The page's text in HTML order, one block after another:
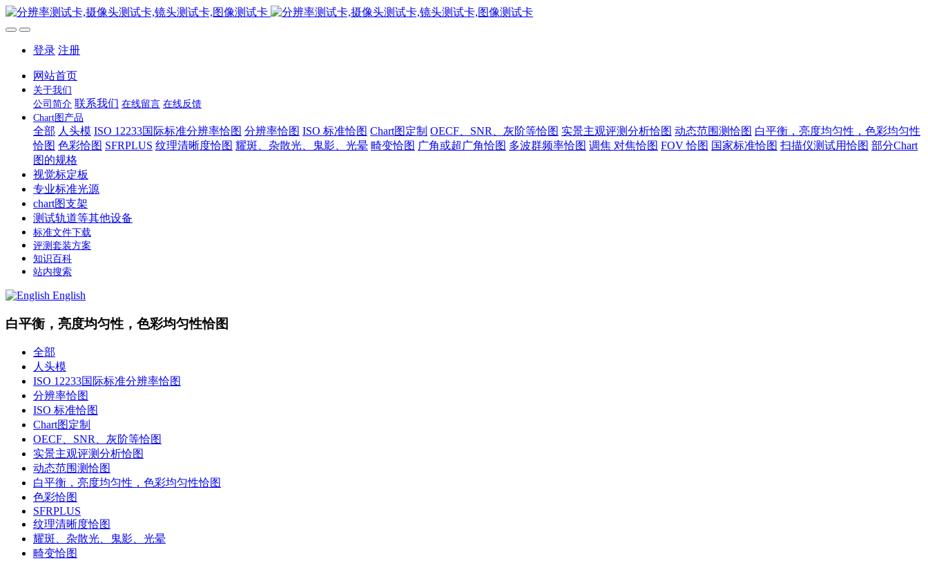
登录 注册
网站首页
关于我们
公司简介 联系我们 在线留言 在线反馈
Chart图产品
全部 人头模 ISO 12233国际标准分辨率恰图 分辨率恰图 ISO 标准恰图 Chart图定制 OECF、SNR、灰阶等恰图 实景主观评测分析恰图 动态范围测恰图 白平衡，亮度均匀性，色彩均匀性
恰图 色彩恰图 SFRPLUS 纹理清晰度恰图 耀斑、杂散光、鬼影、光晕 畸变恰图 广角或超广角恰图 多波群频率恰图 调焦 对焦恰图 FOV 恰图 国家标准恰图 扫描仪测试用恰图 部分Chart
图的规格
视觉标定板
专业标准光源
chart图支架
测试轨道等其他设备
标准文件下载
评测套装方案
知识百科
站内搜索
English
白平衡，亮度均匀性，色彩均匀性恰图
全部
人头模
ISO 12233国际标准分辨率恰图
分辨率恰图
ISO 标准恰图
Chart图定制
OECF、SNR、灰阶等恰图
实景主观评测分析恰图
动态范围测恰图
白平衡，亮度均匀性，色彩均匀性恰图
色彩恰图
SFRPLUS
纹理清晰度恰图
耀斑、杂散光、鬼影、光晕
畸变恰图